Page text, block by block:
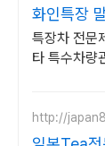
화인특장
특장차 전문
타 특수차량
http://